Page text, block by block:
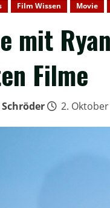
Film Wissen Movie
mit
Filme
2.